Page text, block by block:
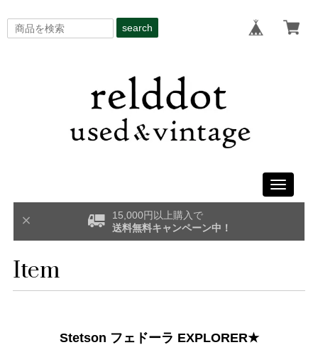
search
Toggle
15,000円以上購入で
送料無料キャンペーン中！
Item
Stetson フェドーラ EXPLORER★